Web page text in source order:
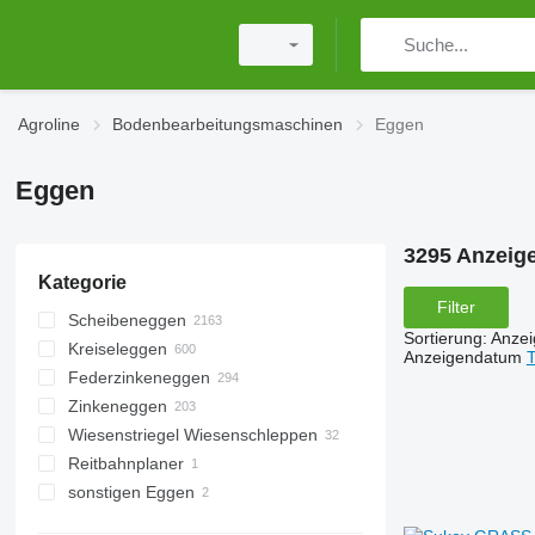
Agroline Bodenbearbeitungsmaschinen Eggen
Eggen
Kategorie
Scheibeneggen
Kreiseleggen
Federzinkeneggen
Zinkeneggen
Wiesenstriegel Wiesenschleppen
Reitbahnplaner
sonstigen Eggen
3295
Filter
Sortierung:
Anzeigendatum